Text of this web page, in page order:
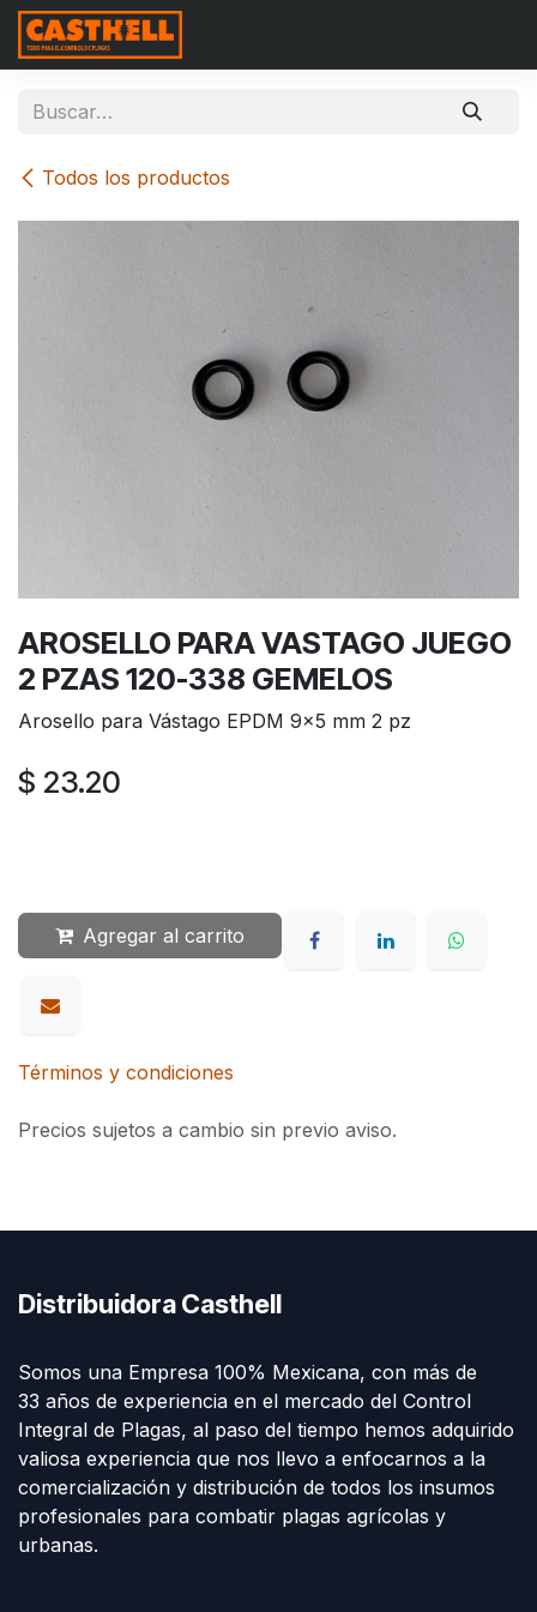
Ir al contenido
Todos los productos
AROSELLO PARA VASTAGO JUEGO
2 PZAS 120-338 GEMELOS
Arosello para Vástago EPDM 9x5 mm 2 pz
$ 23.20
Agregar al carrito
Términos y condiciones
Precios sujetos a cambio sin previo aviso.
Distribuidora Casthell
Somos una Empresa 100% Mexicana, con más de
33 años de experiencia en el mercado del Control
Integral de Plagas, al paso del tiempo hemos adquirido
valiosa experiencia que nos llevo a enfocarnos a la
comercialización y distribución de todos los insumos
profesionales para combatir plagas agrícolas y
urbanas.